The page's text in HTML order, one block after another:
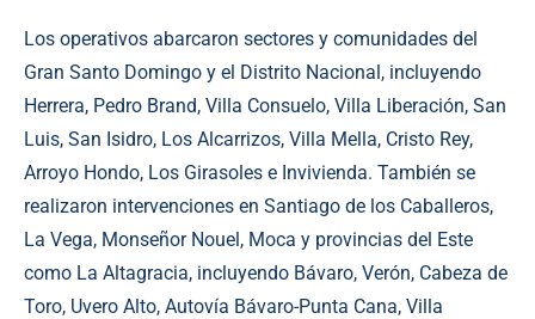
Los operativos abarcaron sectores y comunidades del
Gran Santo Domingo y el Distrito Nacional, incluyendo
Herrera, Pedro Brand, Villa Consuelo, Villa Liberación, San
Luis, San Isidro, Los Alcarrizos, Villa Mella, Cristo Rey,
Arroyo Hondo, Los Girasoles e Invivienda. También se
realizaron intervenciones en Santiago de los Caballeros,
La Vega, Monseñor Nouel, Moca y provincias del Este
como La Altagracia, incluyendo Bávaro, Verón, Cabeza de
Toro, Uvero Alto, Autovía Bávaro-Punta Cana, Villa